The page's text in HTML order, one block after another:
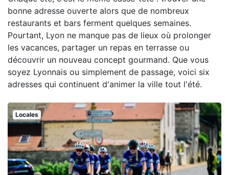
bonne adresse ouverte alors que de nombreux
restaurants et bars ferment quelques semaines.
Pourtant, Lyon ne manque pas de lieux où prolonger
les vacances, partager un repas en terrasse ou
découvrir un nouveau concept gourmand. Que vous
soyez Lyonnais ou simplement de passage, voici six
adresses qui continuent d'animer la ville tout l'été.
Locales